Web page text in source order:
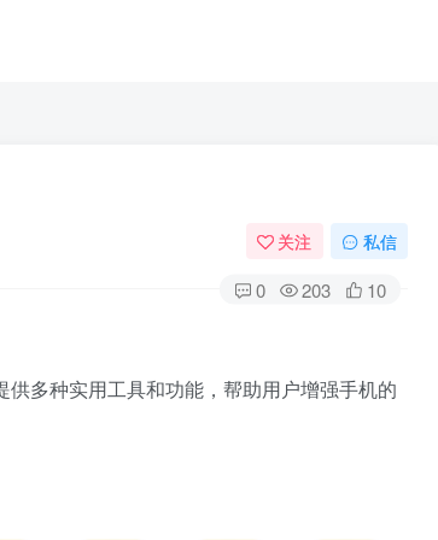
关注 私信
0 203 10
多种实用工具和功能，帮助用户增强手机的